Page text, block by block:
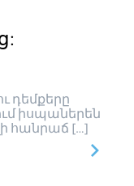
դեմքերը
իսպաներեն
հանրաճ […]